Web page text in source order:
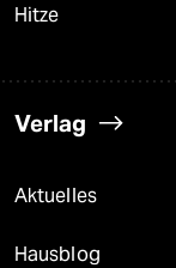
Hitze
Verlag
Aktuelles
Hausblog